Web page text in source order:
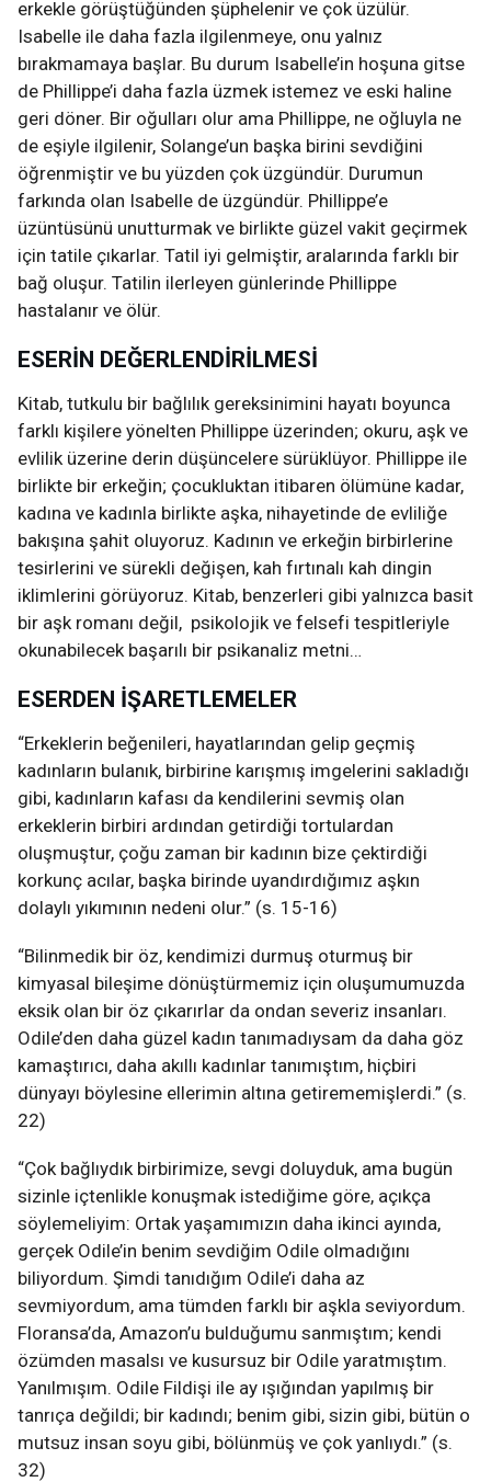
erkekle görüştüğünden şüphelenir ve çok üzülür.
Isabelle ile daha fazla ilgilenmeye, onu yalnız
bırakmamaya başlar. Bu durum Isabelle’in hoşuna gitse
de Phillippe’i daha fazla üzmek istemez ve eski haline
geri döner. Bir oğulları olur ama Phillippe, ne oğluyla ne
de eşiyle ilgilenir, Solange’un başka birini sevdiğini
öğrenmiştir ve bu yüzden çok üzgündür. Durumun
farkında olan Isabelle de üzgündür. Phillippe’e
üzüntüsünü unutturmak ve birlikte güzel vakit geçirmek
için tatile çıkarlar. Tatil iyi gelmiştir, aralarında farklı bir
bağ oluşur. Tatilin ilerleyen günlerinde Phillippe
hastalanır ve ölür.
ESERİN DEĞERLENDİRİLMESİ
Kitab, tutkulu bir bağlılık gereksinimini hayatı boyunca
farklı kişilere yönelten Phillippe üzerinden; okuru, aşk ve
evlilik üzerine derin düşüncelere sürüklüyor. Phillippe ile
birlikte bir erkeğin; çocukluktan itibaren ölümüne kadar,
kadına ve kadınla birlikte aşka, nihayetinde de evliliğe
bakışına şahit oluyoruz. Kadının ve erkeğin birbirlerine
tesirlerini ve sürekli değişen, kah fırtınalı kah dingin
iklimlerini görüyoruz. Kitab, benzerleri gibi yalnızca basit
bir aşk romanı değil, psikolojik ve felsefi tespitleriyle
okunabilecek başarılı bir psikanaliz metni…
ESERDEN İŞARETLEMELER
“Erkeklerin beğenileri, hayatlarından gelip geçmiş
kadınların bulanık, birbirine karışmış imgelerini sakladığı
gibi, kadınların kafası da kendilerini sevmiş olan
erkeklerin birbiri ardından getirdiği tortulardan
oluşmuştur, çoğu zaman bir kadının bize çektirdiği
korkunç acılar, başka birinde uyandırdığımız aşkın
dolaylı yıkımının nedeni olur.” (s. 15-16)
“Bilinmedik bir öz, kendimizi durmuş oturmuş bir
kimyasal bileşime dönüştürmemiz için oluşumumuzda
eksik olan bir öz çıkarırlar da ondan severiz insanları.
Odile’den daha güzel kadın tanımadıysam da daha göz
kamaştırıcı, daha akıllı kadınlar tanımıştım, hiçbiri
dünyayı böylesine ellerimin altına getirememişlerdi.” (s.
22)
“Çok bağlıydık birbirimize, sevgi doluyduk, ama bugün
sizinle içtenlikle konuşmak istediğime göre, açıkça
söylemeliyim: Ortak yaşamımızın daha ikinci ayında,
gerçek Odile’in benim sevdiğim Odile olmadığını
biliyordum. Şimdi tanıdığım Odile’i daha az
sevmiyordum, ama tümden farklı bir aşkla seviyordum.
Floransa’da, Amazon’u bulduğumu sanmıştım; kendi
özümden masalsı ve kusursuz bir Odile yaratmıştım.
Yanılmışım. Odile Fildişi ile ay ışığından yapılmış bir
tanrıça değildi; bir kadındı; benim gibi, sizin gibi, bütün o
mutsuz insan soyu gibi, bölünmüş ve çok yanlıydı.” (s.
32)